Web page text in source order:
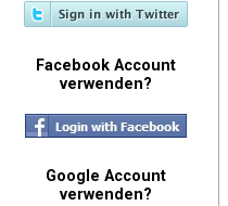
Facebook Account
verwenden?
Google Account
verwenden?